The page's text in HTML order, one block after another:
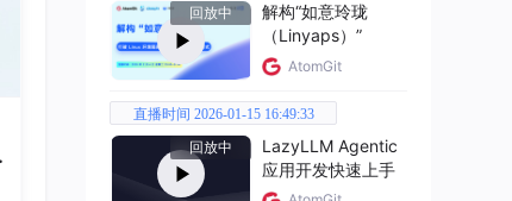
回放中
解构“如意玲珑
（Linyaps）”
AtomGit
直播时间 2026-01-15 16:49:33
回放中
LazyLLM Agentic
应用开发快速上手